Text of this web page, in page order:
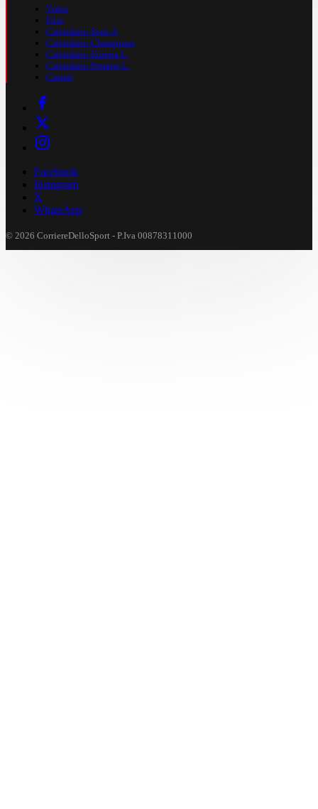
Video
Foto
Calendario Serie A
Calendario Champions
Calendario Europa L.
Calendario Premier L.
Casinò
Facebook
Instagram
X
WhatsApp
© 2026 CorriereDelloSport - P.Iva 00878311000